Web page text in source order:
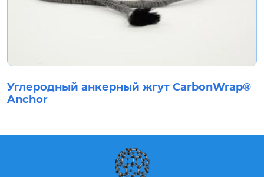
Углеродный анкерный жгут CarbonWrap®
Anchor